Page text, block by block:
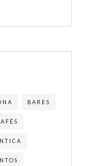
BARES